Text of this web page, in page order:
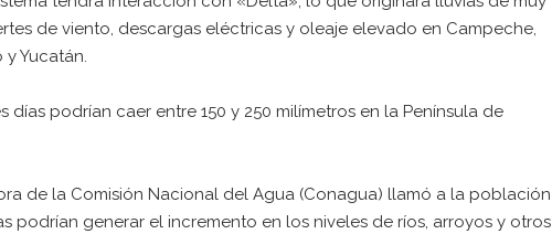
de viento, descargas eléctricas y oleaje elevado en Campeche,
y Yucatán.
días podrían caer entre 150 y 250 milímetros en la Península de
de la Comisión Nacional del Agua (Conagua) llamó a la población
podrían generar el incremento en los niveles de ríos, arroyos y otros